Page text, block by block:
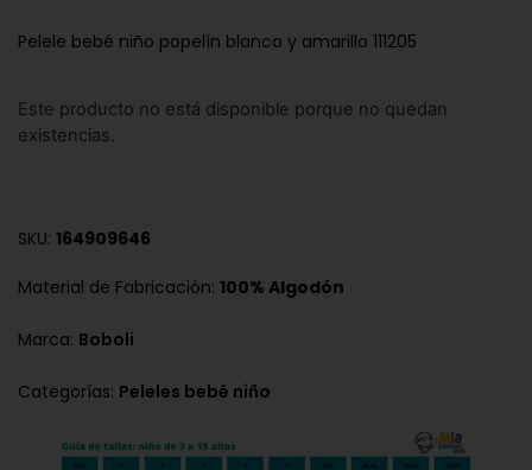
Pelele bebé niño popelín blanco y amarillo 111205
Este producto no está disponible porque no quedan
existencias.
SKU: 164909646
Material de Fabricación: 100% Algodón
Marca: Boboli
Categorías: Peleles bebé niño